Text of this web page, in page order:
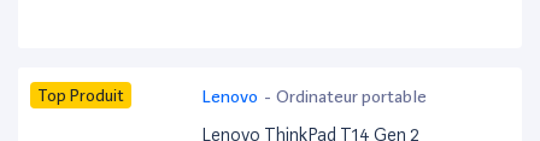
Top Produit Lenovo - Ordinateur portable
Lenovo ThinkPad T14 Gen 2